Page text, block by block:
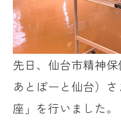
先日、仙台市精神
あとぽーと仙台）
座」を行いました。